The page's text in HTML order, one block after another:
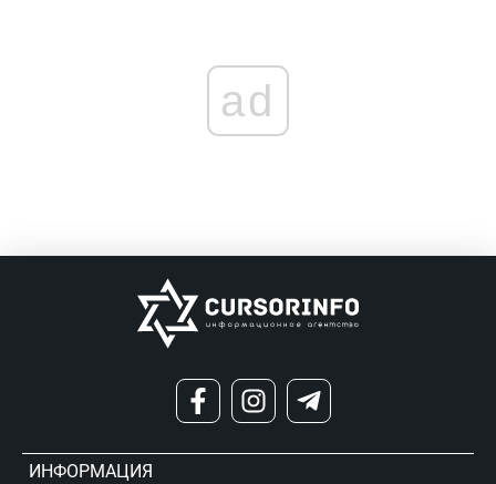
ad
ИНФОРМАЦИЯ